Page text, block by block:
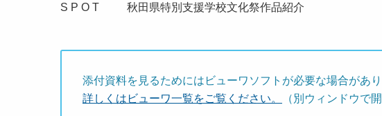
S P O T 秋田県特別支援学校文化祭作品紹介
添付資料を見るためにはビューワソフトが必要な場合があり
詳しくはビューワ一覧をご覧ください。
（別ウィンドウで